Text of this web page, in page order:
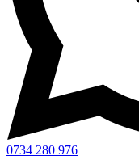
0734 280 976